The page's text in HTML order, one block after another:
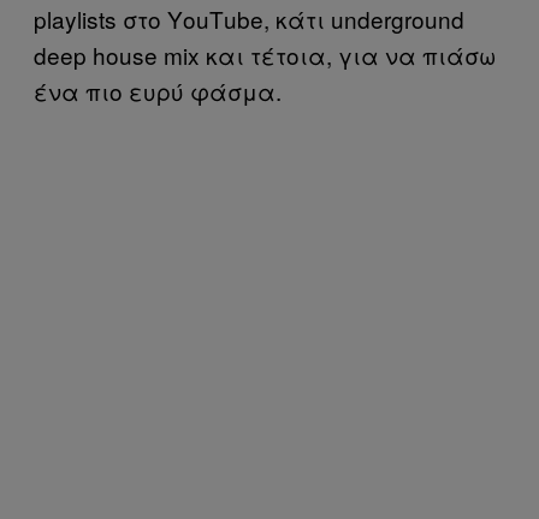
playlists στο ΥouΤube, κάτι underground
deep house mix και τέτοια, για να πιάσω
ένα πιο ευρύ φάσμα.